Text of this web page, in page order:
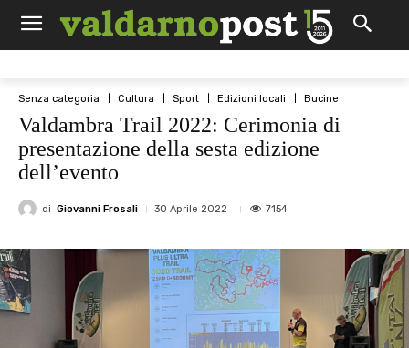
Senza categoria Cultura Sport Edizioni locali Bucine
Valdambra Trail 2022: Cerimonia di
presentazione della sesta edizione
dell’evento
di Giovanni Frosali 30 Aprile 2022 7154